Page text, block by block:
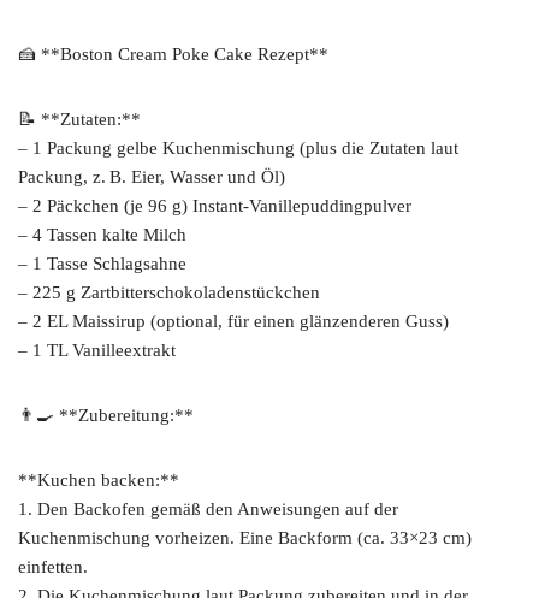
🍰 **Boston Cream Poke Cake Rezept**
📝 **Zutaten:**
– 1 Packung gelbe Kuchenmischung (plus die Zutaten laut
Packung, z. B. Eier, Wasser und Öl)
– 2 Päckchen (je 96 g) Instant-Vanillepuddingpulver
– 4 Tassen kalte Milch
– 1 Tasse Schlagsahne
– 225 g Zartbitterschokoladenstückchen
– 2 EL Maissirup (optional, für einen glänzenderen Guss)
– 1 TL Vanilleextrakt
👨‍🍳 **Zubereitung:**
**Kuchen backen:**
1. Den Backofen gemäß den Anweisungen auf der
Kuchenmischung vorheizen. Eine Backform (ca. 33×23 cm)
einfetten.